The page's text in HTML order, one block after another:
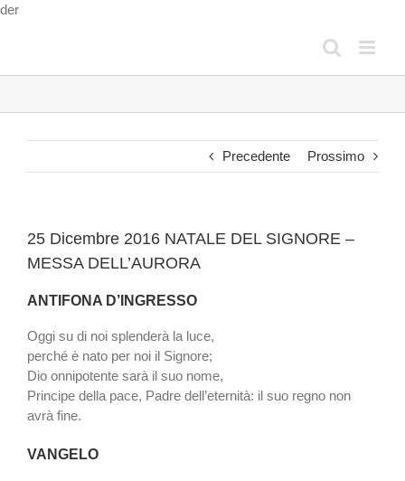
derSalta
Precedente Prossimo
25 Dicembre 2016 NATALE DEL SIGNORE –
MESSA DELL’AURORA
ANTIFONA D’INGRESSO
Oggi su di noi splenderà la luce,
perché è nato per noi il Signore;
Dio onnipotente sarà il suo nome,
Principe della pace, Padre dell’eternità: il suo regno non
avrà fine.
VANGELO